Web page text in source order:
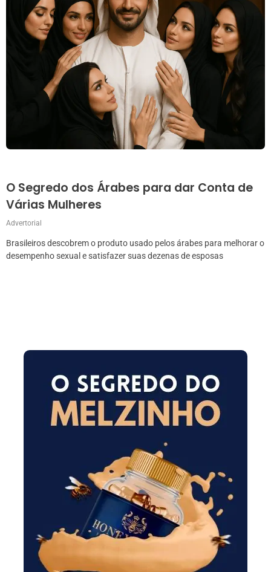
O Segredo dos Árabes para dar Conta de
Várias Mulheres
Advertorial
Brasileiros descobrem o produto usado pelos árabes para melhorar o
desempenho sexual e satisfazer suas dezenas de esposas